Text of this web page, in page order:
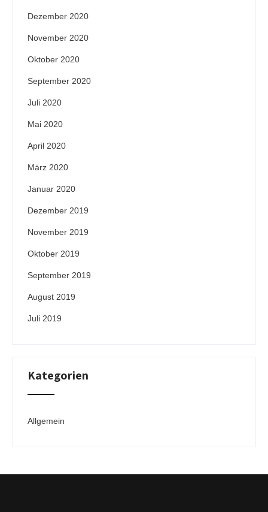
Dezember 2020
November 2020
Oktober 2020
September 2020
Juli 2020
Mai 2020
April 2020
März 2020
Januar 2020
Dezember 2019
November 2019
Oktober 2019
September 2019
August 2019
Juli 2019
Kategorien
Allgemein